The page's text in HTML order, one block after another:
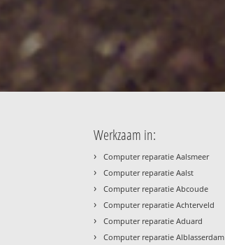
Werkzaam in:
› Computer reparatie Aalsmeer
› Computer reparatie Aalst
› Computer reparatie Abcoude
› Computer reparatie Achterveld
› Computer reparatie Aduard
› Computer reparatie Alblasserdam